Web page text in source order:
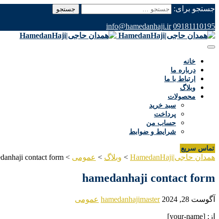
جستجو برای:
09181110195
info@hamedanhaji.ir
خانه
درباره ما
ارتباط با ما
وبلاگ
محصولات
سبد خرید
پرداخت
حساب من
شرایط و ضوابط
تماس سریع
همدان حاجی|HamedanHaji > وبلاگ > عمومی >
contact form
hamedanhaji contact form
آگوست 28, 2024 hamedanhajimaster عمومی
از: [your-name]